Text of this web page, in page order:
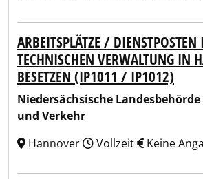
ARBEITSPLÄTZE / DIENSTPOSTEN
TECHNISCHEN VERWALTUNG IN
BESETZEN (IP1011 / IP1012)
Niedersächsische
und Verkehr
Hannover
Vollzeit Keine